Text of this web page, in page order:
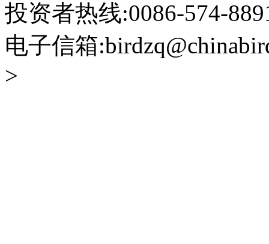
投资者热线:0086-574-
电子信箱
>